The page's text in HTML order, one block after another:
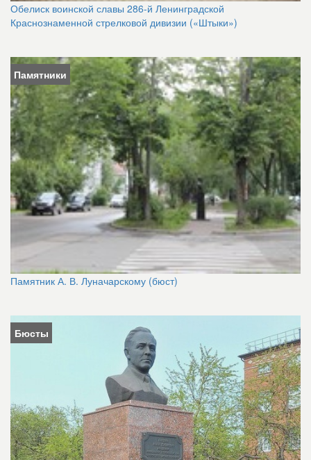
Обелиск воинской славы 286-й Ленинградской
Краснознаменной стрелковой дивизии («Штыки»)
Памятники
Памятник А. В. Луначарскому (бюст)
Бюсты